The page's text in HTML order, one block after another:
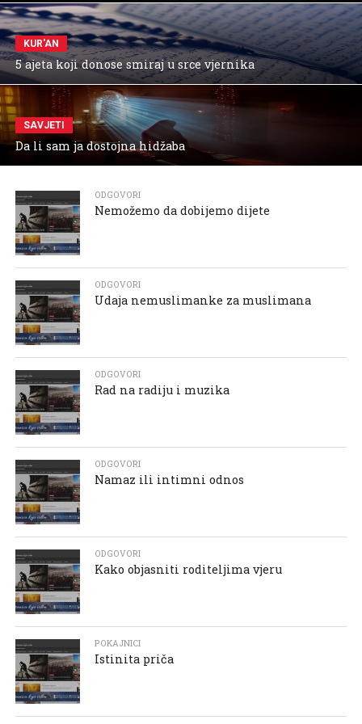
KUR'AN
5 ajeta koji donose smiraj u srce vjernika
SAVJETI
Da li sam ja dostojna hidžaba
ODGOVORI
Nemožemo da dobijemo dijete
ODGOVORI
Udaja nemuslimanke za muslimana
ODGOVORI
Rad na radiju i muzika
ODGOVORI
Namaz ili intimni odnos
ODGOVORI
Kako objasniti roditeljima vjeru
POKAJNICI
Istinita priča